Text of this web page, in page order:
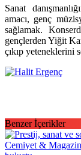
Sanat
amacı, genç
sağlamak.
gençlerden Yiğit
çıkıp yeteneklerini
Benzer İçerikler
Cemiyet & Magazin